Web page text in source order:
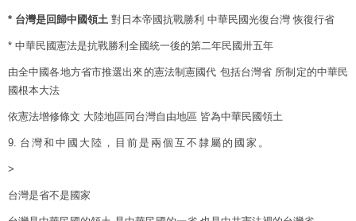
* 台灣是回歸中國領土 對日本帝國抗戰勝利 中華民國光復台灣 恢復行省
* 中華民國憲法是抗戰勝利全國統一後的第二年民國卅五年
由全中國各地方省市推選出來的憲法制憲國代 包括台灣省 所制定的中華民
國根本大法
依憲法增修條文 大陸地區同台灣自由地區 皆為中華民國領土
9. 台灣和中國大陸，目前是兩個互不隸屬的國家。
>
台灣是省不是國家